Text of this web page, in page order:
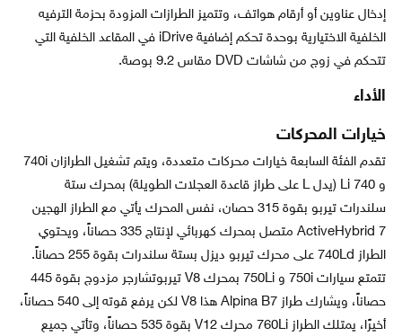
إدخال عناوين أو أرقام هواتف، وتتميز الطرازات المزودة بحزمة الترفيه
الخلفية الاختيارية بوحدة تحكم إضافية iDrive في المقاعد الخلفية التي
تتحكم في زوج من شاشات DVD مقاس 9.2 بوصة.
الأداء
خيارات المحركات
تقدم الفئة السابعة خيارات محركات متعددة، ويتم تشغيل الطرازان 740i
و 740 Li (يدل L على طراز قاعدة العجلات الطويلة) بمحرك ستة
سلندرات تيربو بقوة 315 حصان، نفس المحرك يأتي مع الطراز الهجين
ActiveHybrid 7 متصل بمحرك كهربائي لإنتاج 335 حصاناً، ويحتوي
الطراز 740Ld على محرك تيربو ديزل بستة سلندرات بقوة 255 حصاناً.
تتمتع سيارات 750i و 750Li بمحرك V8 تيربوتشارجر مزدوج بقوة 445
حصاناً، ويشارك طراز Alpina B7 هذا V8 لكن يرفع قوته إلى 540 حصاناً،
أخيرًا، يمتلك الطراز 760Li محرك V12 بقوة 535 حصاناً، وتأتي جميع